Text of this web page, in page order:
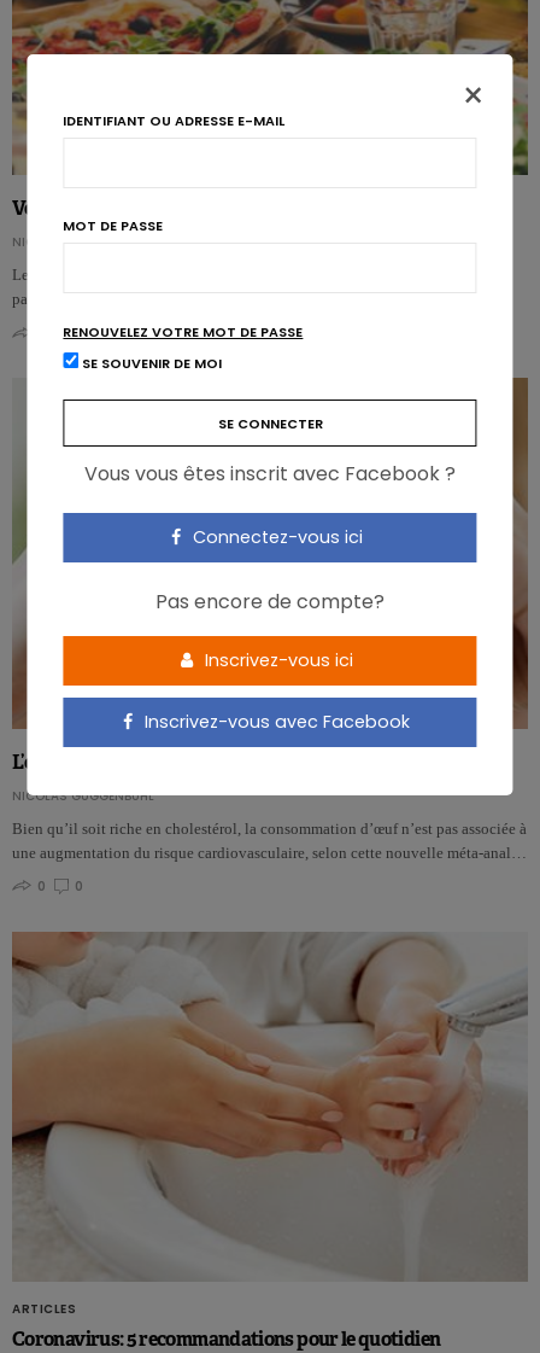
Végétariens, végans : à quoi faut-il faire attention ?
NICOLAS GUGGENBÜHL
Les aliments ultra-transformés coûtent la moitié du prix des aliments peu ou
pas transformés, selon cette étude de Sciensano.…
0
L’œuf n’est plus un problème pour la santé cardiovasculaire
NICOLAS GUGGENBÜHL
Bien qu’il soit riche en cholestérol, la consommation d’œuf n’est pas associée à
une augmentation du risque cardiovasculaire, selon cette nouvelle méta-anal…
0
0
ARTICLES
Coronavirus: 5 recommandations pour le quotidien
×
IDENTIFIANT OU ADRESSE E-MAIL
MOT DE PASSE
RENOUVELEZ VOTRE MOT DE PASSE
SE SOUVENIR DE MOI
Vous vous êtes inscrit avec Facebook ?
Connectez-vous ici
Pas encore de compte?
Inscrivez-vous ici
Inscrivez-vous avec Facebook